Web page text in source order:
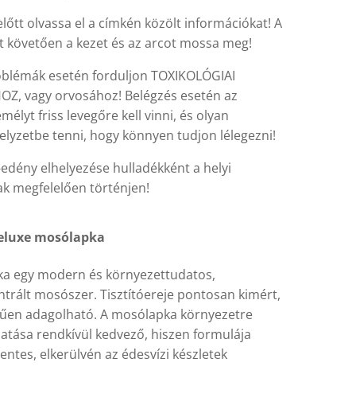
olvassa el a címkén közölt információkat! A
követően a kezet és az arcot mossa meg!
esetén forduljon TOXIKOLÓGIAI
vagy orvosához! Belégzés esetén az
friss levegőre kell vinni, és olyan
tenni, hogy könnyen tudjon lélegezni!
elhelyezése hulladékként a helyi
megfelelően történjen!
mosólapka
egy modern és környezettudatos,
mosószer. Tisztítóereje pontosan kimért,
adagolható. A mosólapka környezetre
rendkívül kedvező, hiszen formulája
elkerülvén az édesvízi készletek